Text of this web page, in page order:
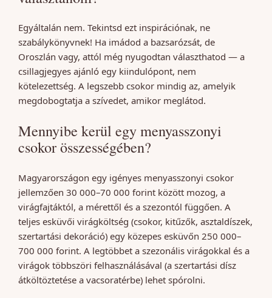
Egyáltalán nem. Tekintsd ezt inspirációnak, ne
szabálykönyvnek! Ha imádod a bazsarózsát, de
Oroszlán vagy, attól még nyugodtan választhatod — a
csillagjegyes ajánló egy kiindulópont, nem
kötelezettség. A legszebb csokor mindig az, amelyik
megdobogtatja a szívedet, amikor meglátod.
Mennyibe kerül egy menyasszonyi
csokor összességében?
Magyarországon egy igényes menyasszonyi csokor
jellemzően 30 000–70 000 forint között mozog, a
virágfajtáktól, a mérettől és a szezontól függően. A
teljes esküvői virágköltség (csokor, kitűzők, asztaldíszek,
szertartási dekoráció) egy közepes esküvőn 250 000–
700 000 forint. A legtöbbet a szezonális virágokkal és a
virágok többszöri felhasználásával (a szertartási dísz
átköltöztetése a vacsoratérbe) lehet spórolni.